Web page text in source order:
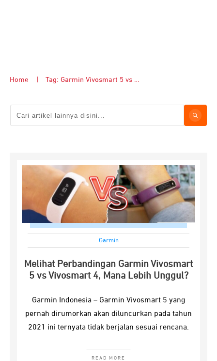
Home Tag: Garmin Vivosmart 5 vs Vivosmart 4
Garmin
Melihat Perbandingan Garmin Vivosmart
5 vs Vivosmart 4, Mana Lebih Unggul?
Garmin Indonesia – Garmin Vivosmart 5 yang
pernah dirumorkan akan diluncurkan pada tahun
2021 ini ternyata tidak berjalan sesuai rencana.
READ MORE